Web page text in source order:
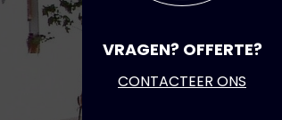
VRAGEN? OFFERTE?
CONTACTEER ONS